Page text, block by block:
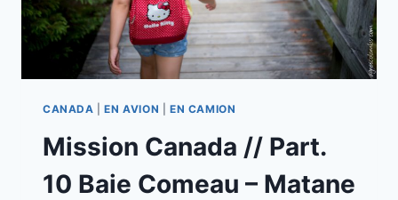
CANADA |EN AVION EN CAMION
Mission Canada // Part.
10 Baie Comeau – Matane